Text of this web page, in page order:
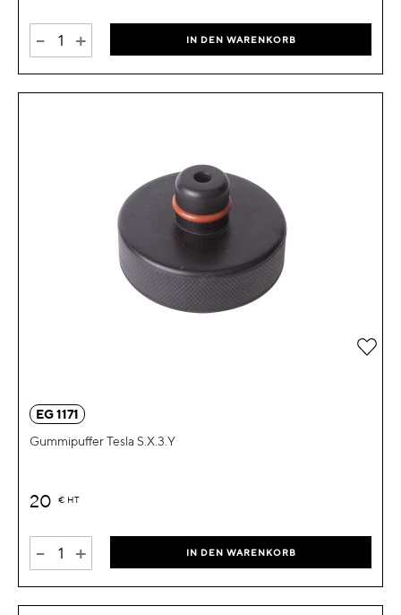
- + IN DEN WARENKORB
EG 1171
Gummipuffer Tesla S.X.3.Y
20 € HT
- + IN DEN WARENKORB
Zur